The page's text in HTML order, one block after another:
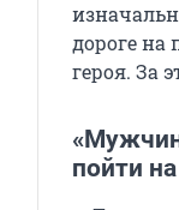
дороге на
героя. За
пойти